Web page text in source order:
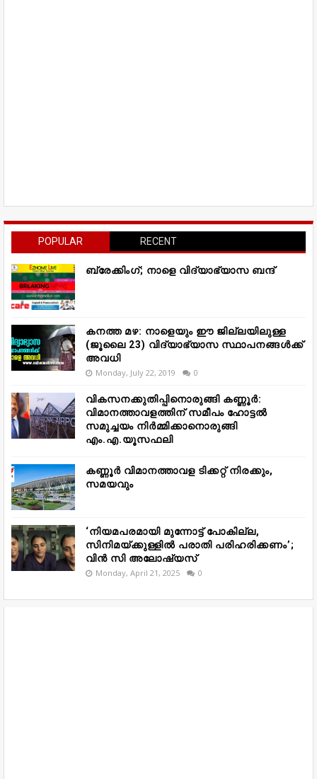
POPULAR RECENT
ബ്രേക്കിംഗ്; നാളെ വിദ്യാഭ്യാസ ബന്ദ്
കനത്ത മഴ: നാളെയും ഈ ജില്ലയിലുള്ള
(ജൂലൈ 23) വിദ്യാഭ്യാസ സ്ഥാപനങ്ങൾക്ക്
അവധി
Monday, July 22, 2019 0
വികസനക്കുതിപ്പിനൊരുങ്ങി കണ്ണൂർ:
വിമാനത്താവളത്തിന് സമീപം ഹോട്ടൽ
സമുച്ചയം നിർമ്മിക്കാനൊരുങ്ങി
എം.എ.യൂസഫലി
കണ്ണൂർ വിമാനത്താവള ടിക്കറ്റ് നിരക്കും,
സമയവും
‘നിയമപരമായി മുന്നോട്ട് പോകില്ല,
സിനിമയ്ക്കുള്ളിൽ പരാതി പരിഹരിക്കണം’;
വിൻ സി അലോഷ്യസ്
Monday, April 21, 2025 0